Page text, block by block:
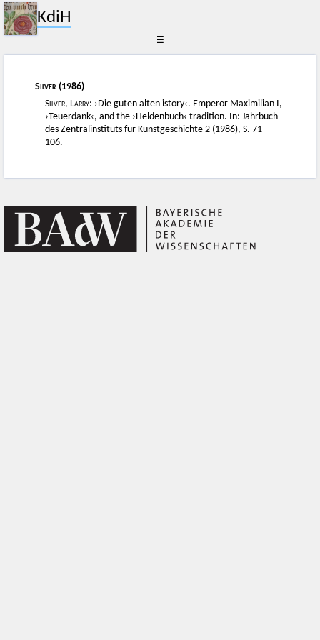
KdiH
☰
Silver (1986)
Silver, Larry: ›Die guten alten istory‹. Emperor Maximilian I,
›Teuerdank‹, and the ›Heldenbuch‹ tradition. In: Jahrbuch
des Zentralinstituts für Kunstgeschichte 2 (1986), S. 71–
106.